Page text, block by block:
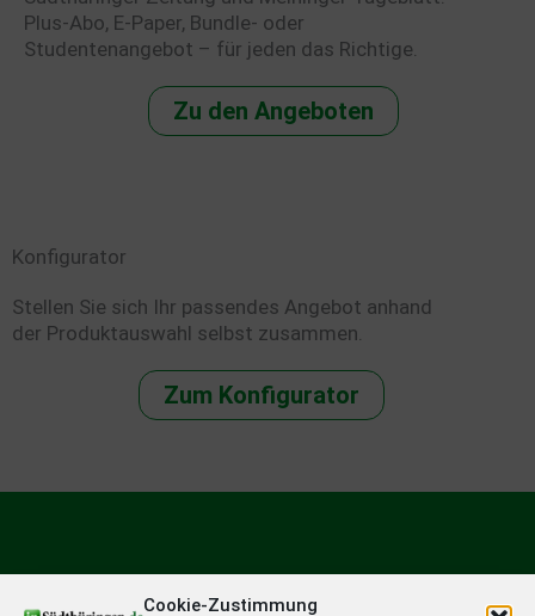
Cookie-Zustimmung
Plus-Abo, E-Paper, Bundle- oder
Studentenangebot – für jeden das Richtige.
Zu den Angeboten
Konfigurator
Stellen Sie sich Ihr passendes Angebot anhand
der Produktauswahl selbst zusammen.
Zum Konfigurator